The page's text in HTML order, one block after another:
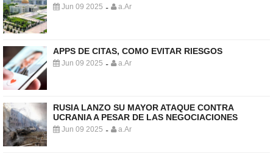
Jun 09 2025 - a.Ar
APPS DE CITAS, COMO EVITAR RIESGOS
Jun 09 2025 - a.Ar
RUSIA LANZO SU MAYOR ATAQUE CONTRA
UCRANIA A PESAR DE LAS NEGOCIACIONES
Jun 09 2025 - a.Ar